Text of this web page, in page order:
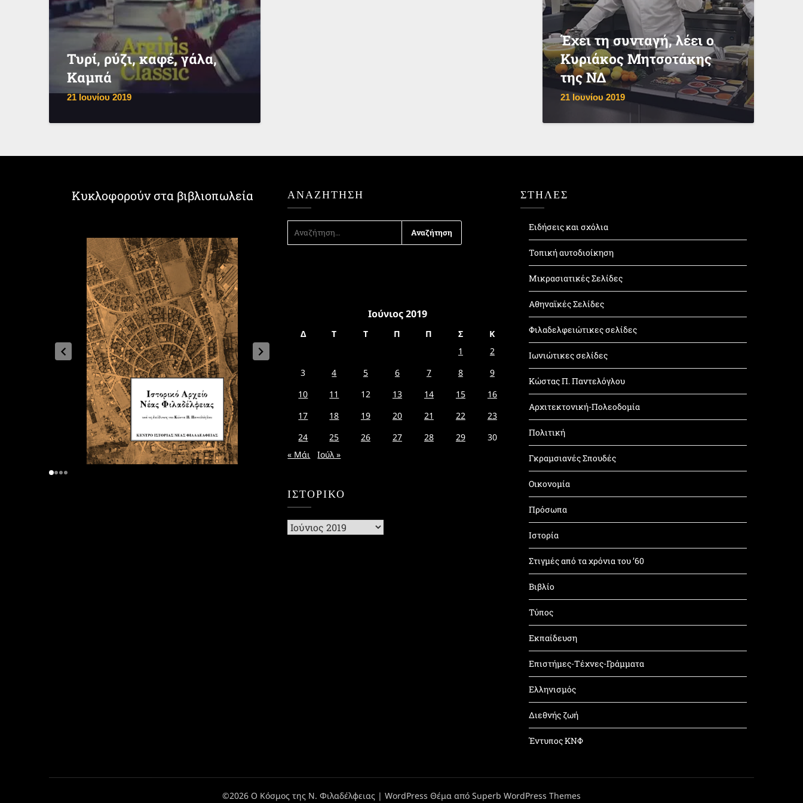
Τυρί, ρύζι, καφέ, γάλα,
Καμπά
21 Ιουνίου 2019
Έχει τη συνταγή, λέει ο
Κυριάκος Μητσοτάκης
της ΝΔ
21 Ιουνίου 2019
Κυκλοφορούν στα βιβλιοπωλεία ΑΝΑΖΉΤΗΣΗ
ΓΙΑ:
Ιούνιος 2019
Δ Τ Τ Π Π Σ
Κ
1
2
3
4 5 6 7 8
9
10
11 12 13 14 15
16
17
18 19 20 21 22
23
24
25 26 27 28 29
30
« Μάι
Ιούλ »
ΙΣΤΟΡΙΚΌ
Ιστορικό
ΣΤΗΛΕΣ
Ειδήσεις και σχόλια
Τοπική αυτοδιοίκηση
Μικρασιατικές Σελίδες
Αθηναϊκές Σελίδες
Φιλαδελφειώτικες σελίδες
Ιωνιώτικες σελίδες
Κώστας Π. Παντελόγλου
Αρχιτεκτονική-Πολεοδομία
Πολιτική
Γκραμσιανές Σπουδές
Οικονομία
Πρόσωπα
Ιστορία
Στιγμές από τα χρόνια του ’60
Βιβλίο
Τύπος
Εκπαίδευση
Επιστήμες-Τέχνες-Γράμματα
Ελληνισμός
Διεθνής ζωή
Έντυπος ΚΝΦ
©2026 Ο Κόσμος της Ν. Φιλαδέλφειας | WordPress Θέμα από Superb WordPress Themes